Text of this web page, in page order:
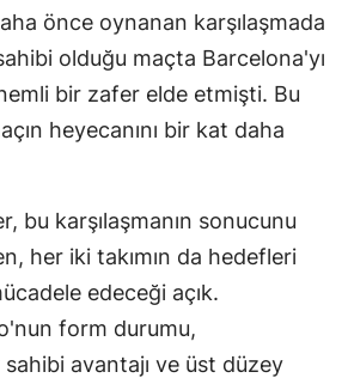
önce oynanan karşılaşmada
olduğu maçta Barcelona'yı
bir zafer elde etmişti. Bu
heyecanını bir kat daha
bu karşılaşmanın sonucunu
her iki takımın da hedefleri
edeceği açık.
form durumu,
sahibi avantajı ve üst düzey